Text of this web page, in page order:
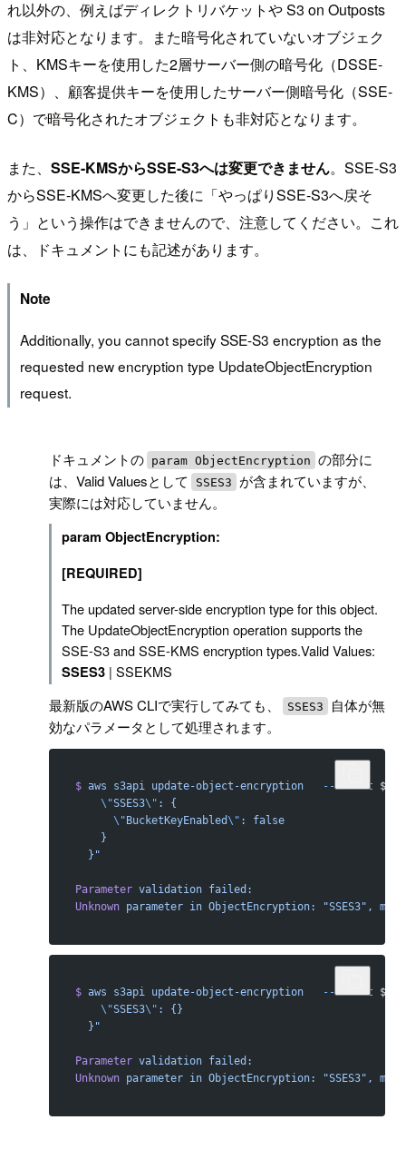
れ以外の、例えばディレクトリバケットや S3 on Outposts
は非対応となります。また暗号化されていないオブジェク
ト、KMSキーを使用した2層サーバー側の暗号化（DSSE-
KMS）、顧客提供キーを使用したサーバー側暗号化（SSE-
C）で暗号化されたオブジェクトも非対応となります。
また、 SSE-KMSからSSE-S3へは変更できません。SSE-S3
からSSE-KMSへ変更した後に「やっぱりSSE-S3へ戻そ
う」という操作はできませんので、注意してください。これ
は、ドキュメントにも記述があります。
Note
Additionally, you cannot specify SSE-S3 encryption as the
requested new encryption type UpdateObjectEncryption
request.
ドキュメントの param ObjectEncryption の部分に
は、Valid Valuesとして
SSES3
が含まれていますが、
実際には対応していません。
param ObjectEncryption:
[REQUIRED]
The updated server-side encryption type for this object.
The UpdateObjectEncryption operation supports the
SSE-S3 and SSE-KMS encryption types.Valid Values:
SSES3| SSEKMS
最新版のAWS CLIで実行してみても、
SSES3
自体が無
効なパラメータとして処理されます。
$ aws s3api update-object-encryption
   --bucket
    \"
SSES3\" : {
      \"
BucketKeyEnabled\" : false
    }
  }"
Parameter validation failed:
Unknown parameter in ObjectEncryption: "SSES3", must
$ aws s3api update-object-encryption
   --bucket
    \"
SSES3\" : {}
  }"
Parameter validation failed:
Unknown parameter in ObjectEncryption: "SSES3", must